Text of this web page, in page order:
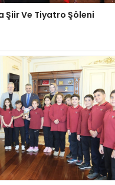
Şiir Ve Tiyatro Şöleni